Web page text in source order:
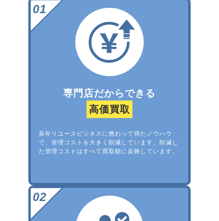
専門店だからできる
高価買取
長年リユースビジネスに携わって得たノウハウ
で、管理コストを大きく削減しています。削減し
た管理コストはすべて買取額に反映しています。